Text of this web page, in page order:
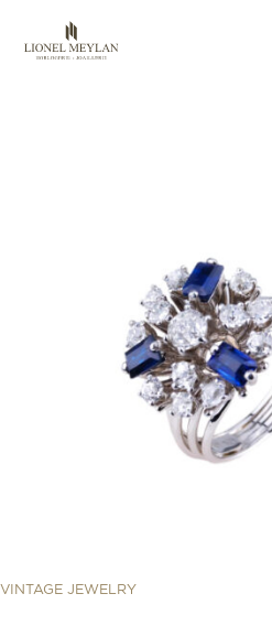
VINTAGE JEWELRY